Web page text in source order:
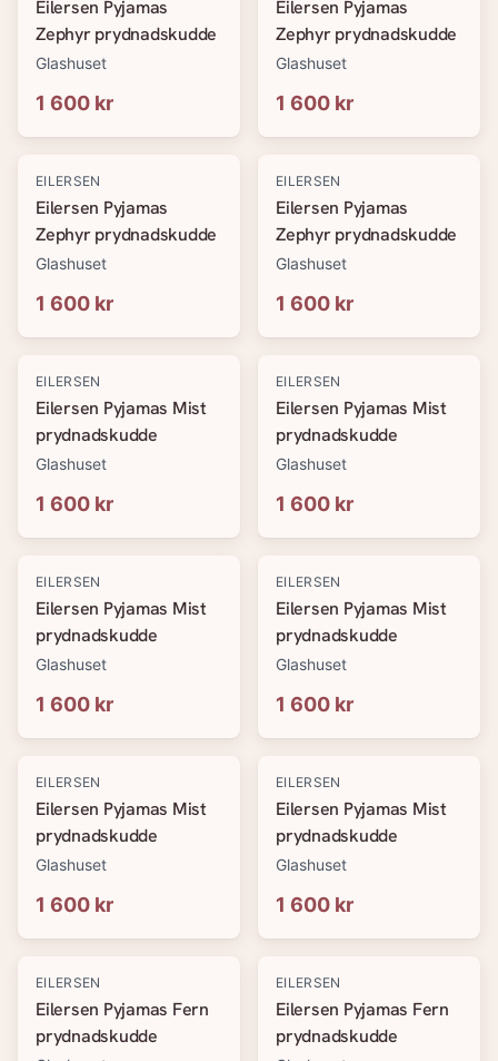
Eilersen Pyjamas
Zephyr prydnadskudde
Glashuset
1 600 kr
Eilersen Pyjamas
Zephyr prydnadskudde
Glashuset
1 600 kr
EILERSEN
Eilersen Pyjamas
Zephyr prydnadskudde
Glashuset
1 600 kr
EILERSEN
Eilersen Pyjamas
Zephyr prydnadskudde
Glashuset
1 600 kr
EILERSEN
Eilersen Pyjamas Mist
prydnadskudde
Glashuset
1 600 kr
EILERSEN
Eilersen Pyjamas Mist
prydnadskudde
Glashuset
1 600 kr
EILERSEN
Eilersen Pyjamas Mist
prydnadskudde
Glashuset
1 600 kr
EILERSEN
Eilersen Pyjamas Mist
prydnadskudde
Glashuset
1 600 kr
EILERSEN
Eilersen Pyjamas Mist
prydnadskudde
Glashuset
1 600 kr
EILERSEN
Eilersen Pyjamas Mist
prydnadskudde
Glashuset
1 600 kr
EILERSEN
Eilersen Pyjamas Fern
prydnadskudde
EILERSEN
Eilersen Pyjamas Fern
prydnadskudde